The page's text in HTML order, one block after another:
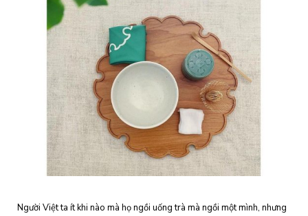
Người Việt ta ít khi nào mà họ ngồi uống trà mà ngồi một mình, nhưng